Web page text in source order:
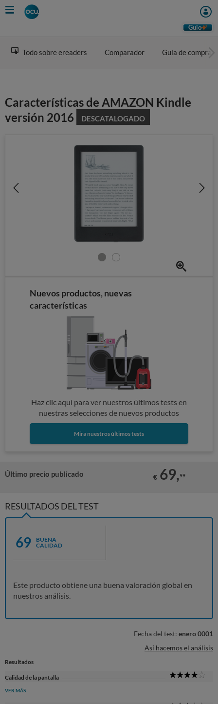
Skip
to
Guio
Todo sobre ereaders Comparador Guía de compra
Características de AMAZON Kindle
versión 2016
DESCATALOGADO
Nuevos productos, nuevas
características
Haz clic aquí para ver nuestros últimos tests en
nuestras selecciones de nuevos productos
Mira nuestros últimos tests
Último precio publicado € 69,99
RESULTADOS DEL TEST
69
BUENA
CALIDAD
Este producto obtiene una buena valoración global en
nuestros análisis.
Fecha del test: enero 0001
Así hacemos el análisis
Resultados
Calidad de la pantalla
VER MÁS